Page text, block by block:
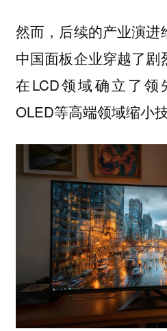
然而，后续的产业演进
中国面板企业穿越了
在LCD领域确立了
OLED等高端领域缩小